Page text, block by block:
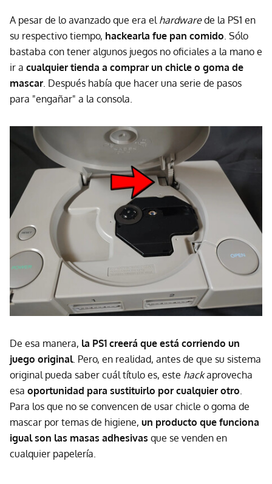
A pesar de lo avanzado que era el hardwarede la PS1 en
su respectivo tiempo, hackearla fue pan comido. Sólo
bastaba con tener algunos juegos no oficiales a la mano e
ir a cualquier tienda a comprar un chicle o goma de
mascar. Después había que hacer una serie de pasos
para "engañar" a la consola.
De esa manera, la PS1 creerá que está corriendo un
juego original. Pero, en realidad, antes de que su sistema
original pueda saber cuál título es, este hackaprovecha
esa oportunidad para sustituirlo por cualquier otro
Para los que no se convencen de usar chicle o goma de
mascar por temas de higiene, un producto que funciona
igual son las masas adhesivas que se venden en
cualquier papelería.